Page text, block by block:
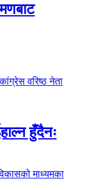
हुँदैनः